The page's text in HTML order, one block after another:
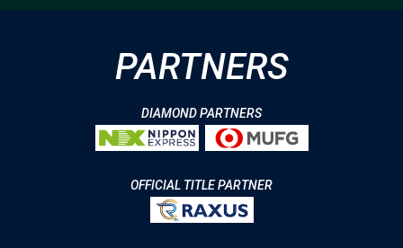
PARTNERS
DIAMOND PARTNERS
OFFICIAL TITLE PARTNER